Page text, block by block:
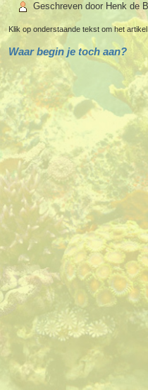
Geschreven door Henk de
Klik op onderstaande tekst om het
Waar begin je toch aan?